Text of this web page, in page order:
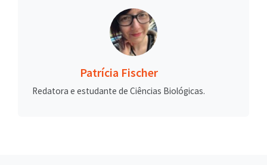
Patrícia Fischer
Redatora e estudante de Ciências Biológicas.